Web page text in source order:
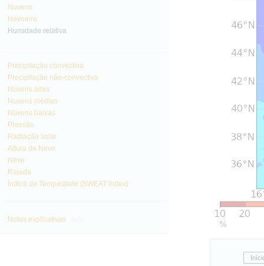
Nuvens
Nevoeiro
Humidade relativa
Precipitação convectiva
Precipitação não-convectiva
Nuvens altas
Nuvens médias
Nuvens baixas
Pressão
Radiação solar
Altura de Neve
Neve
Rajada
Índice de Tempestade (SWEAT Index)
Notas explicativas